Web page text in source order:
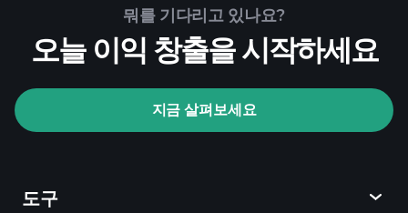
Playtrade Tournaments
추천된 중개인
Playtrade Tournaments
자 포트폴리오
뭐를 기다리고 있나요?
오늘 이익 창출을 시작하세요
지금 살펴보세요
도구